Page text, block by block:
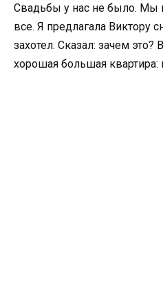
Свадьбы у нас не было. Мы
все. Я предлагала Виктору
захотел. Сказал: зачем
хорошая большая квартира: